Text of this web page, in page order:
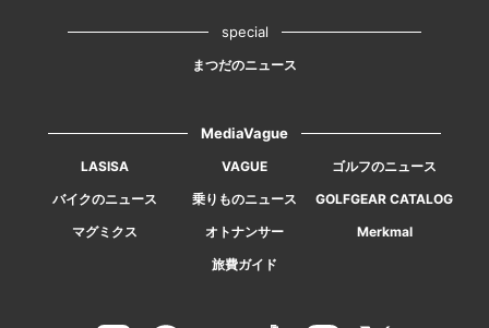
special
まつだのニュース
MediaVague
LASISA VAGUE
ゴルフのニュース
バイクのニュース
乗りものニュース
GOLFGEAR CATALOG
マグミクス
オトナンサー
Merkmal
旅費ガイド